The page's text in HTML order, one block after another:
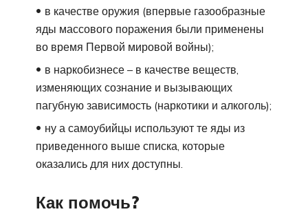
в качестве оружия (впервые газообразные
яды массового поражения были применены
во время Первой мировой войны);
в наркобизнесе – в качестве веществ,
изменяющих сознание и вызывающих
пагубную зависимость (наркотики и алкоголь);
ну а самоубийцы используют те яды из
приведенного выше списка, которые
оказались для них доступны.
Как помочь?